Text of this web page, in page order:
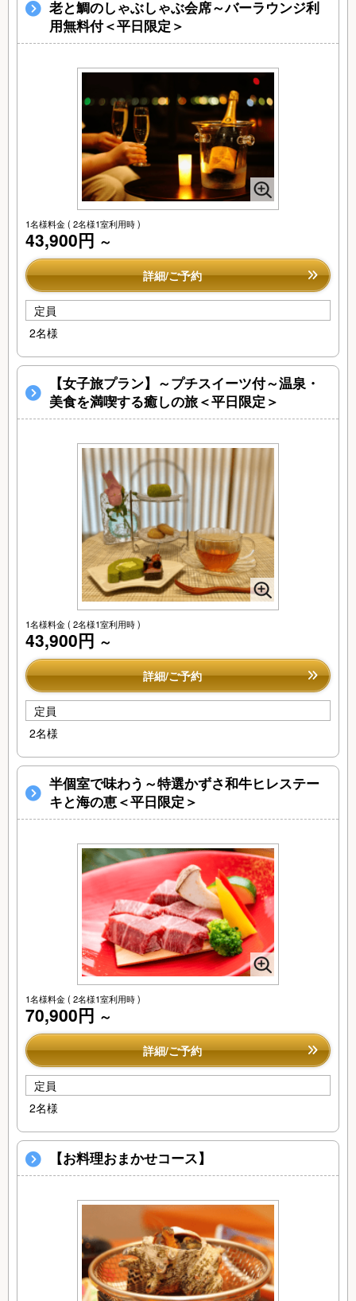
老と鯛のしゃぶしゃぶ会席～バーラウンジ利
用無料付＜平日限定＞
1名様料金( 2名様1室利用時 )
43,900円 ～
詳細/ご予約
定員
2名様
【女子旅プラン】～プチスイーツ付～温泉・
美食を満喫する癒しの旅＜平日限定＞
1名様料金( 2名様1室利用時 )
43,900円 ～
詳細/ご予約
定員
2名様
半個室で味わう～特選かずさ和牛ヒレステー
キと海の恵＜平日限定＞
1名様料金( 2名様1室利用時 )
70,900円 ～
詳細/ご予約
定員
2名様
【お料理おまかせコース】